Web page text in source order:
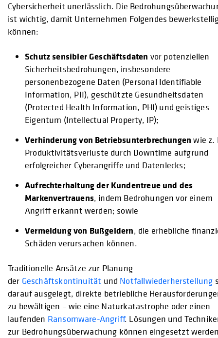
Cybersicherheit unerlässlich. Die
ist wichtig, damit Unternehmen Folgendes
können:
Schutz sensibler Geschäftsdaten vor potenziellen
Sicherheitsbedrohungen, insbesondere
personenbezogene Daten (Personal Identifiable
Information, PII), geschützte Gesundheitsdaten
(Protected Health Information, PHI) und geistiges
Eigentum (Intellectual Property, IP);
Verhinderung von Betriebsunterbrechungen wie z.
Produktivitätsverluste durch Downtime aufgrund
erfolgreicher Cyberangriffe und Datenlecks;
Aufrechterhaltung der Kundentreue und des
Markenvertrauens, indem Bedrohungen vor einem
Angriff erkannt werden; sowie
Vermeidung von Bußgeldern, die erhebliche
Schäden verursachen können.
Traditionelle Ansätze zur Planung
der Geschäftskontinuität und Notfallwiederherstellung
darauf ausgelegt, direkte betriebliche
zu bewältigen – wie eine Naturkatastrophe oder einen
laufenden Ransomware-Angriff. Lösungen und
zur Bedrohungsüberwachung können eingesetzt